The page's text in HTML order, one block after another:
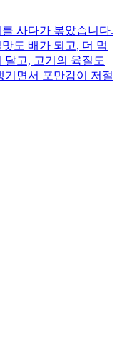
사다가 볶았습니다.
도 배가 되고, 더 먹
고, 고기의 육질도
기면서 포만감이 저절